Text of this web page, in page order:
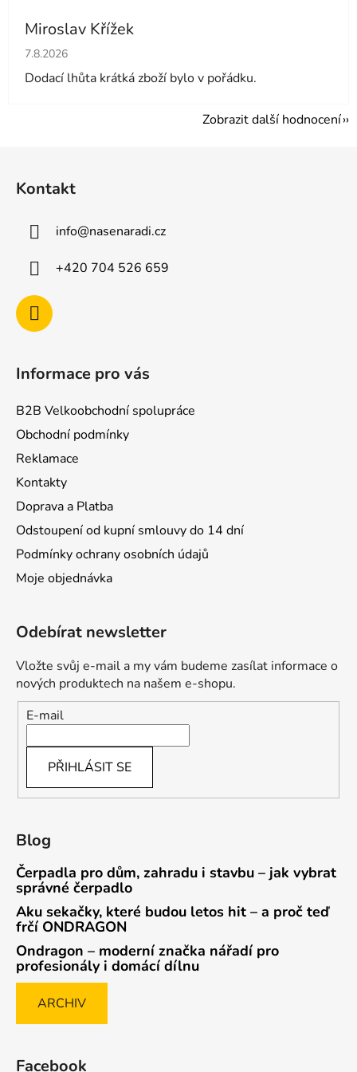
Miroslav Křížek
Hodnocení obchodu je 5 z 5 hvězdiček.
7.8.2026
Dodací lhůta krátká zboží bylo v pořádku.
Zobrazit další hodnocení
Kontakt
info@nasenaradi.cz
+420 704 526 659
Informace pro vás
B2B Velkoobchodní spolupráce
Obchodní podmínky
Reklamace
Kontakty
Doprava a Platba
Odstoupení od kupní smlouvy do 14 dní
Podmínky ochrany osobních údajů
Moje objednávka
Odebírat newsletter
Vložte svůj e-mail a my vám budeme zasílat informace o
nových produktech na našem e-shopu.
E-mail
PŘIHLÁSIT SE
Blog
Čerpadla pro dům, zahradu i stavbu – jak vybrat
správné čerpadlo
Aku sekačky, které budou letos hit – a proč teď
frčí ONDRAGON
Ondragon – moderní značka nářadí pro
profesionály i domácí dílnu
ARCHIV
Facebook